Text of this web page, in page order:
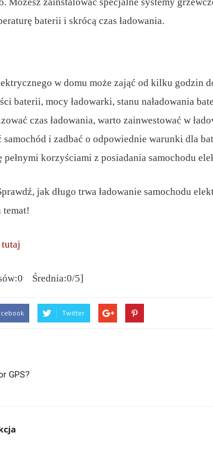
baterii i skrócą czas ładowania.
w domu może zająć od kilku godzin
baterii, mocy ładowarki, stanu naładowania
czas ładowania, warto zainwestować w
samochód i zadbać o odpowiednie warunki dla
pełnymi korzyściami z posiadania samochodu
jak długo trwa ładowanie samochodu
temat!
Średnia:0/5]
Twitter
GPS?